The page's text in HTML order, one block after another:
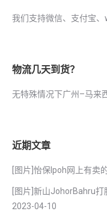
我们支持微信、支付宝、
物流几天到货？
无特殊情况下广州–马来
近期文章
[图片]怡保lpoh网上有卖
[图片]新山JohorBahru
2023-04-10